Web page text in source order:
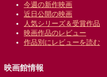
今週の新作映画
近日公開の映画
人気シリーズ＆受賞作品
映画作品のレビュー
作品別にレビューを読む
映画館情報